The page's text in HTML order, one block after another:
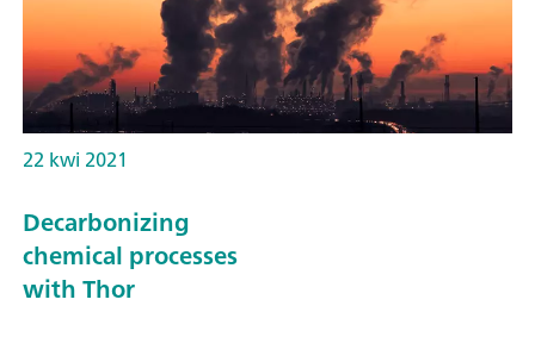
22 kwi 2021
Decarbonizing
chemical processes
with Thor